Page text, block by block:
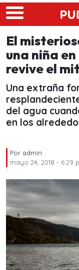
Skip to main content
El
una niña
revive el
Una extraña
del agua
en los
Por admin
mayo 24, 2018 - 6:29